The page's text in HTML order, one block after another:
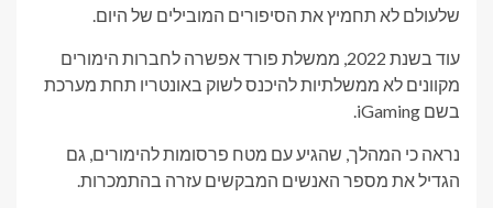
שלעולם לא תחמיץ את הסיפורים המובילים של היום.
עוד בשנת 2022, ממשלת פורד אפשרה לחברות הימורים
מקוונים לא ממשלתיות להיכנס לשוק באונטריו תחת מערכת
בשם iGaming.
נראה כי המהלך, שהגיע עם מטח פרסומות להימורים, גם
הגדיל את מספר האנשים המבקשים עזרה בהתמכרות.